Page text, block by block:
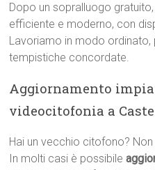
Dopo un sopralluogo
efficiente e moderno, con
Lavoriamo in modo
tempistiche concordate.
Aggiornamento
videocitofonia a
Hai un vecchio citofono?
In molti casi è possibile